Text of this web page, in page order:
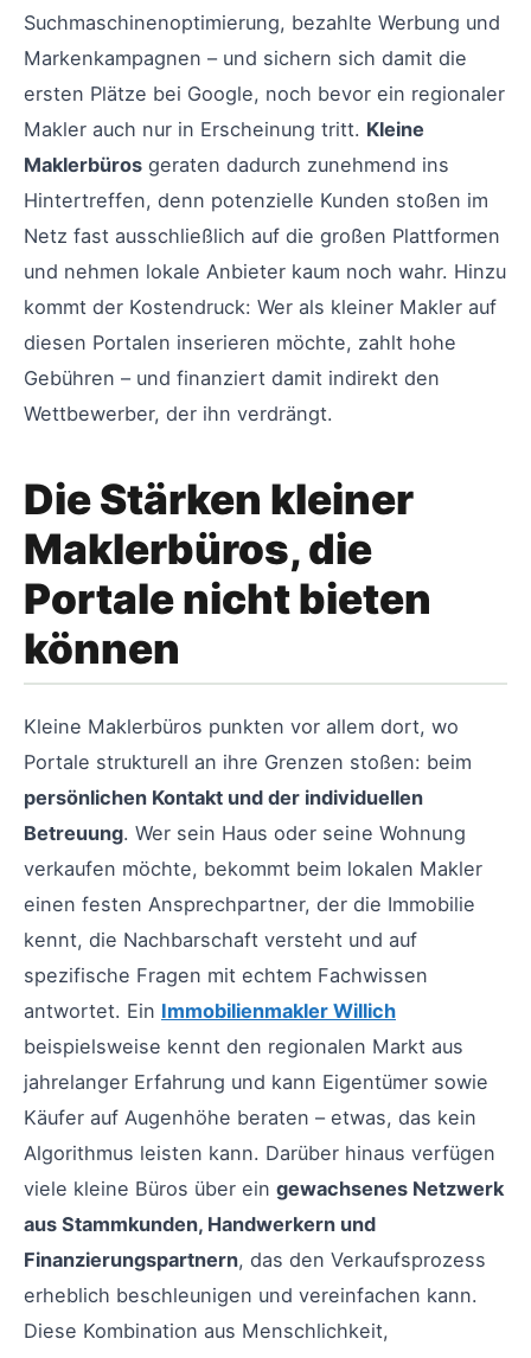
Suchmaschinenoptimierung, bezahlte Werbung und
Markenkampagnen – und sichern sich damit die
ersten Plätze bei Google, noch bevor ein regionaler
Makler auch nur in Erscheinung tritt. Kleine
Maklerbüros geraten dadurch zunehmend ins
Hintertreffen, denn potenzielle Kunden stoßen im
Netz fast ausschließlich auf die großen Plattformen
und nehmen lokale Anbieter kaum noch wahr. Hinzu
kommt der Kostendruck: Wer als kleiner Makler auf
diesen Portalen inserieren möchte, zahlt hohe
Gebühren – und finanziert damit indirekt den
Wettbewerber, der ihn verdrängt.
Die Stärken kleiner
Maklerbüros, die
Portale nicht bieten
können
Kleine Maklerbüros punkten vor allem dort, wo
Portale strukturell an ihre Grenzen stoßen: beim
persönlichen Kontakt und der individuellen
Betreuung. Wer sein Haus oder seine Wohnung
verkaufen möchte, bekommt beim lokalen Makler
einen festen Ansprechpartner, der die Immobilie
kennt, die Nachbarschaft versteht und auf
spezifische Fragen mit echtem Fachwissen
antwortet. Ein Immobilienmakler Willich
beispielsweise kennt den regionalen Markt aus
jahrelanger Erfahrung und kann Eigentümer sowie
Käufer auf Augenhöhe beraten – etwas, das kein
Algorithmus leisten kann. Darüber hinaus verfügen
viele kleine Büros über ein gewachsenes Netzwerk
aus Stammkunden, Handwerkern und
Finanzierungspartnern, das den Verkaufsprozess
erheblich beschleunigen und vereinfachen kann.
Diese Kombination aus Menschlichkeit,